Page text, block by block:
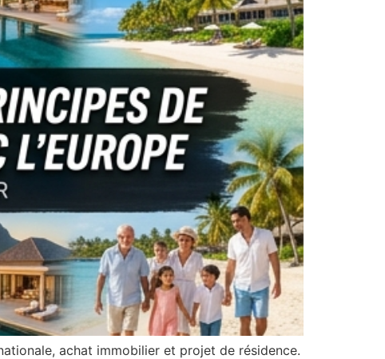
achat immobilier et projet de résidence.